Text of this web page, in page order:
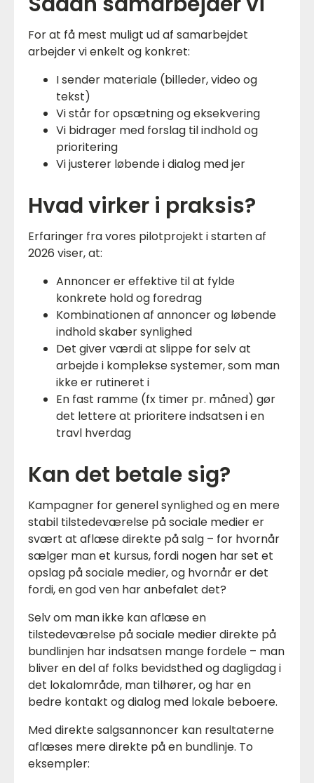
For at få mest muligt ud af samarbejdet
arbejder vi enkelt og konkret:
I sender materiale (billeder, video og
tekst)
Vi står for opsætning og eksekvering
Vi bidrager med forslag til indhold og
prioritering
Vi justerer løbende i dialog med jer
Hvad virker i praksis?
Erfaringer fra vores pilotprojekt i starten af
2026 viser, at:
Annoncer er effektive til at fylde
konkrete hold og foredrag
Kombinationen af annoncer og løbende
indhold skaber synlighed
Det giver værdi at slippe for selv at
arbejde i komplekse systemer, som man
ikke er rutineret i
En fast ramme (fx timer pr. måned) gør
det lettere at prioritere indsatsen i en
travl hverdag
Kan det betale sig?
Kampagner for generel synlighed og en mere
stabil tilstedeværelse på sociale medier er
svært at aflæse direkte på salg – for hvornår
sælger man et kursus, fordi nogen har set et
opslag på sociale medier, og hvornår er det
fordi, en god ven har anbefalet det?
Selv om man ikke kan aflæse en
tilstedeværelse på sociale medier direkte på
bundlinjen har indsatsen mange fordele – man
bliver en del af folks bevidsthed og dagligdag i
det lokalområde, man tilhører, og har en
bedre kontakt og dialog med lokale beboere.
Med direkte salgsannoncer kan resultaterne
aflæses mere direkte på en bundlinje. To
eksempler: